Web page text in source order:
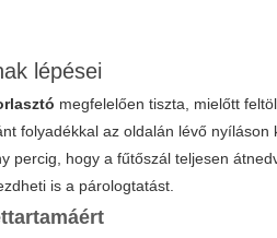
lépései
megfelelően tiszta, mielőtt
folyadékkal az oldalán lévő
percig, hogy a fűtőszál teljesen
is a párologtatást.